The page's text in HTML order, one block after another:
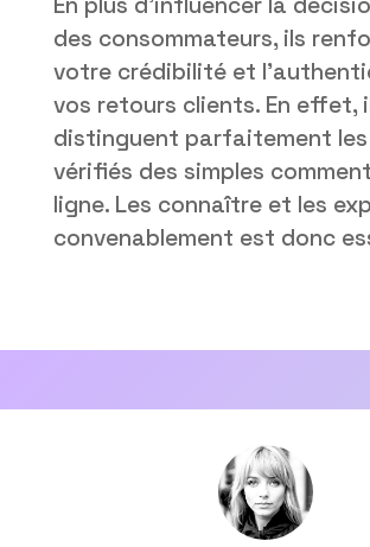
des consommateurs, ils
votre crédibilité et
vos retours clients. En effet,
distinguent parfaitement les
vérifiés des simples
ligne. Les connaître et les
convenablement est donc